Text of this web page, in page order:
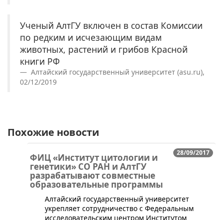
Ученый АлтГУ включен в состав Комиссии
по редким и исчезающим видам
животных, растений и грибов Красной
книги РФ
Алтайский государственный университет (asu.ru),
02/12/2019
Похожие новости
28/09/2017
ФИЦ «Институт цитологии и
генетики» СО РАН и АлтГУ
разрабатывают совместные
образовательные программы
Алтайский государственный университет
укрепляет сотрудничество с Федеральным
исследовательским центром Институтом